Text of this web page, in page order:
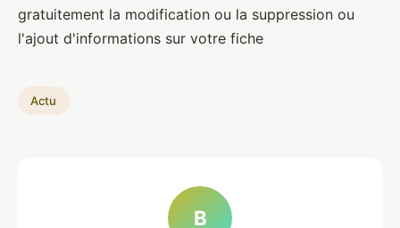
gratuitement la modification ou la suppression ou
l'ajout d'informations sur votre fiche
Actu
B